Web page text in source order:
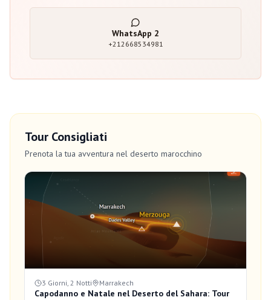
WhatsApp 2
+212668534981
Tour Consigliati
Prenota la tua avventura nel deserto marocchino
3 Giorni, 2 Notti Marrakech
Capodanno e Natale nel Deserto del Sahara: Tour